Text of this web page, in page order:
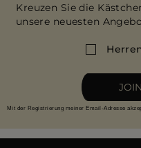
Kreuzen Sie die
unsere neuesten
Mit der Registrierung meiner Email-Adresse